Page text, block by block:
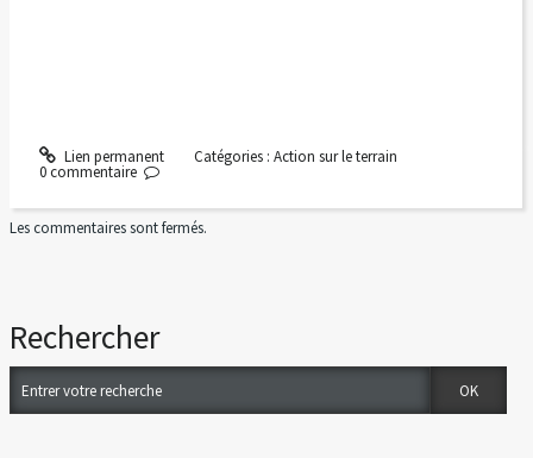
Rechercher
Lien permanent Catégories : Action sur le terrain
0 commentaire
Les commentaires sont fermés.